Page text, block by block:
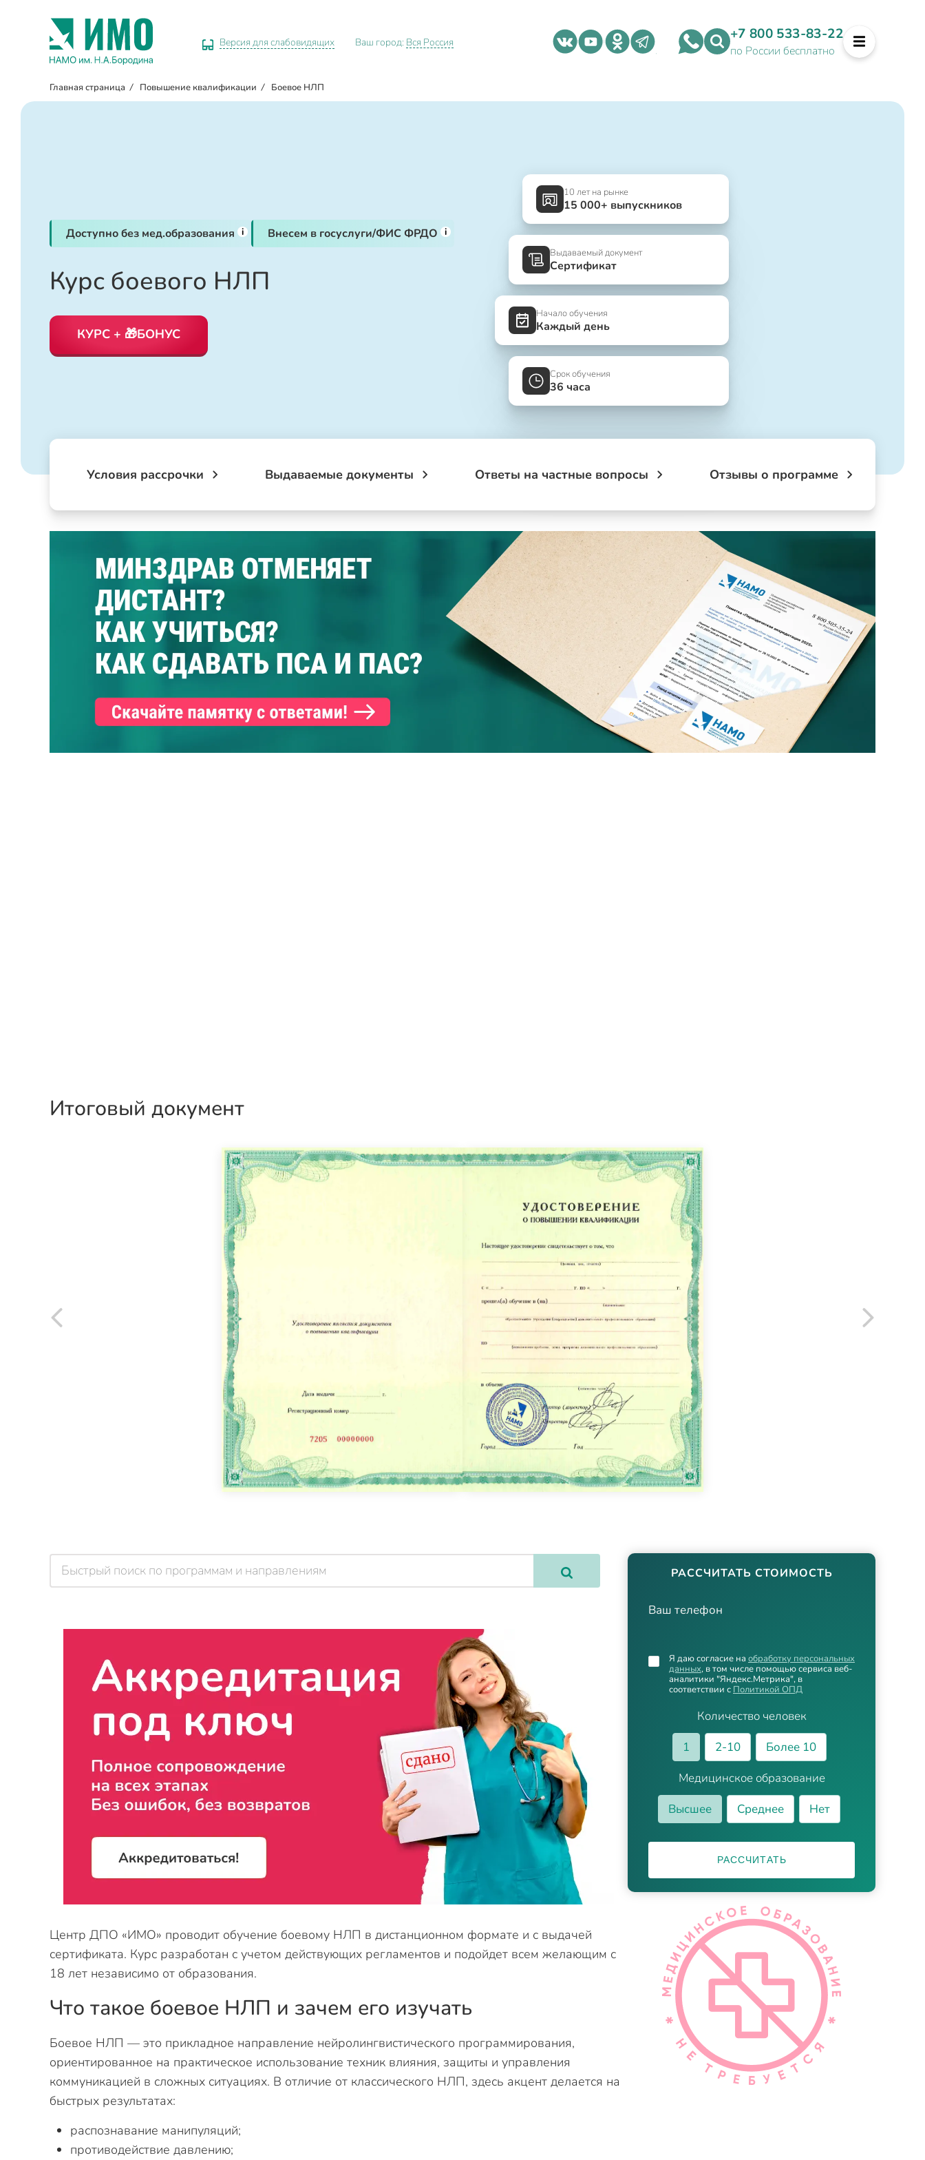
Версия для слабовидящих Ваш город: Вся Россия +7 800 533-83-22
по России бесплатно
Главная страница / Повышение квалификации / Боевое НЛП
Доступно без мед.образования i Внесем в госуслуги/ФИС ФРДО i
Курс боевого НЛП
КУРС + 🎁БОНУС
10 лет на рынке
15 000+ выпускников
Выдаваемый документ
Сертификат
Начало обучения
Каждый день
Срок обучения
36 часа
Условия рассрочки Выдаваемые документы Ответы на частные вопросы Отзывы о программе
Итоговый документ
РАССЧИТАТЬ СТОИМОСТЬ
Ваш телефон
Количество человек
1
2-10
Более 10
Медицинское образование
Высшее
Среднее Нет
Я даю согласие на обработку персональных
данных, в том числе помощью сервиса веб-
аналитики "Яндекс.Метрика", в
соответствии с Политикой ОПД
РАССЧИТАТЬ
Центр ДПО «ИМО» проводит обучение боевому НЛП в дистанционном формате и с выдачей
сертификата. Курс разработан с учетом действующих регламентов и подойдет всем желающим с
18 лет независимо от образования.
Что такое боевое НЛП и зачем его изучать
Боевое НЛП — это прикладное направление нейролингвистического программирования,
ориентированное на практическое использование техник влияния, защиты и управления
коммуникацией в сложных ситуациях. В отличие от классического НЛП, здесь акцент делается на
быстрых результатах:
распознавание манипуляций;
противодействие давлению;